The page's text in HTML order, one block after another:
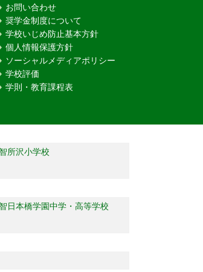
お問い合わせ
奨学金制度について
学校いじめ防止基本方針
個人情報保護方針
ソーシャルメディアポリシー
学校評価
学則・教育課程表
所沢小学校
日本橋学園中学・高等学校